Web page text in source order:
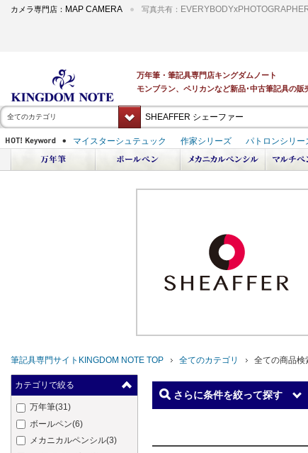
カメラ専門店： MAP CAMERA 写真共有：
全てのカテゴリ
筆記具専門サイトKINGDOM NOTE TOP 全てのカテゴリ 全ての商品検
さらに条件を絞って探す
カテゴリで絞る
万年筆(31)
ボールペン(6)
メカニカルペンシル(3)